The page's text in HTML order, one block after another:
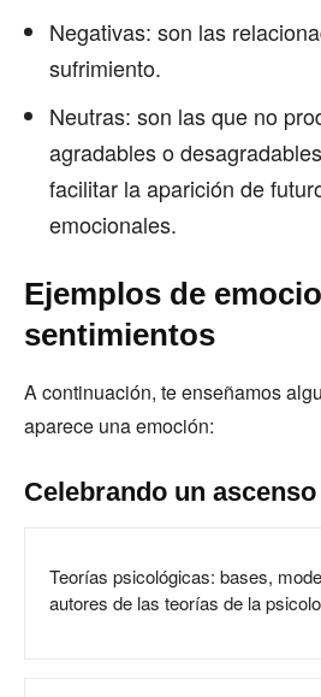
Negativas: son las
sufrimiento.
Neutras: son las que no
agradables o
facilitar la aparición de
emocionales.
Ejemplos de
sentimientos
A continuación, te enseñamos
aparece una emoción:
Celebrando un ascenso
Teorías psicológicas: bases,
autores de las teorías de la